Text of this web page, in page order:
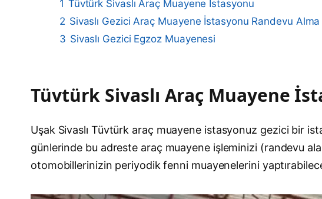
1 Tüvtürk Sivaslı Araç Muayene İstasyonu
2 Sivaslı Gezici Araç Muayene İstasyonu Randevu Alma
3 Sivaslı Gezici Egzoz Muayenesi
Tüvtürk Sivaslı Araç Muayene
Uşak Sivaslı Tüvtürk araç muayene istasyonuz gezici bir
günlerinde bu adreste araç muayene işleminizi (randevu
otomobillerinizin periyodik fenni muayenelerini